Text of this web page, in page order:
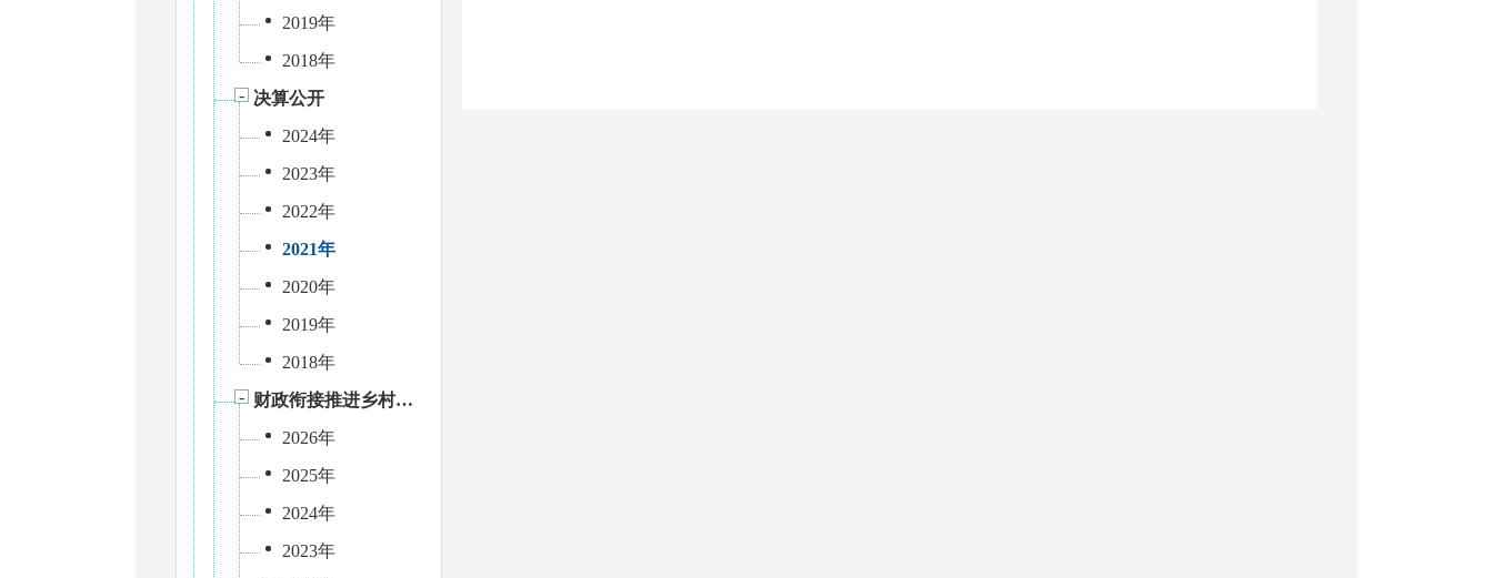
2019年
2018年
决算公开
2024年
2023年
2022年
2021年
2020年
2019年
2018年
财政衔接推进乡村振兴补助资金
2026年
2025年
2024年
2023年